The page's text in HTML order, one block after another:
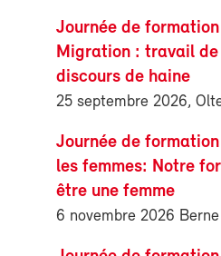
Journée de formation
Migration : travail
discours de haine
25 septembre 2026,
Journée de
les femmes: Notre
être une femme
6 novembre 2026 Berne